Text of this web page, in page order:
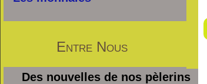
Entre Nous
Des nouvelles de nos pèlerins